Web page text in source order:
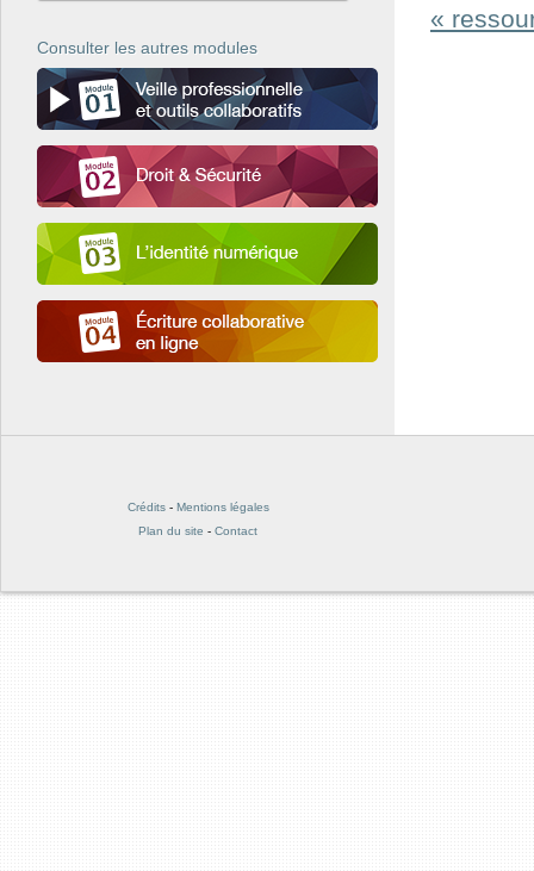
Consulter les autres modules
«
Crédits- Mentions légales
Plan du site - Contact